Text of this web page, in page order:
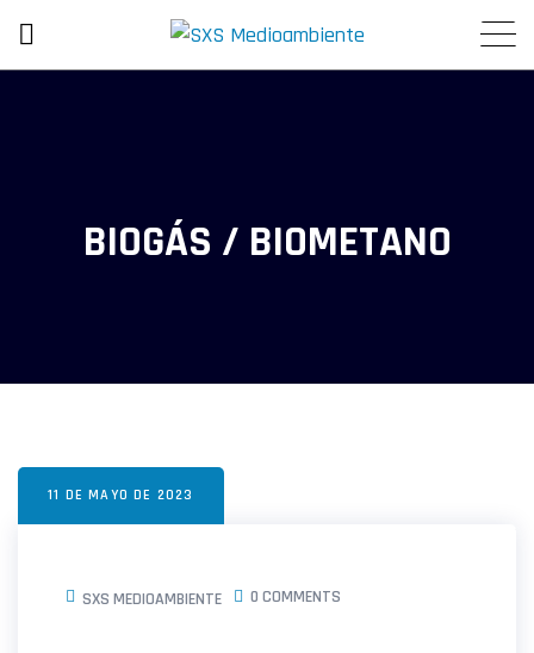
BIOGÁS / BIOMETANO
11 DE MAYO DE 2023
SXS MEDIOAMBIENTE 0 COMMENTS